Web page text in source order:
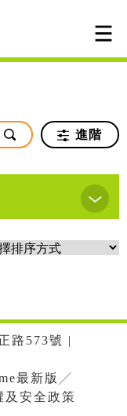
進階
路573號 |
最新版╱
及安全政策